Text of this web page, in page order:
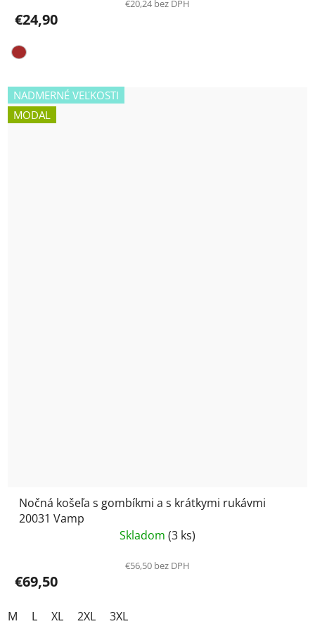
€20,24 bez DPH
€24,90
NADMERNÉ VEĽKOSTI
MODAL
Nočná košeľa s gombíkmi a s krátkymi rukávmi
20031 Vamp
Skladom (3 ks)
€56,50 bez DPH
€69,50
M L XL 2XL 3XL